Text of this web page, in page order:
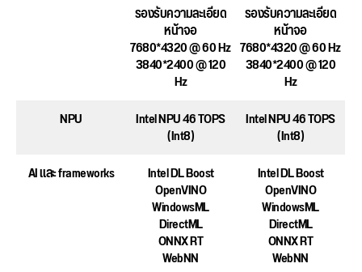
รองรับความละเอียด
หน้าจอ
7680*4320 @ 60 Hz
3840*2400 @ 120
Hz
รองรับความละเอียด
หน้าจอ
7680*4320 @ 60 Hz
3840*2400 @ 120
Hz
NPU
Intel NPU 46 TOPS
(Int8)
Intel NPU 46 TOPS
(Int8)
AI และ frameworks
Intel DL Boost
OpenVINO
WindowsML
DirectML
ONNX RT
WebNN
Intel DL Boost
OpenVINO
WindowsML
DirectML
ONNX RT
WebNN